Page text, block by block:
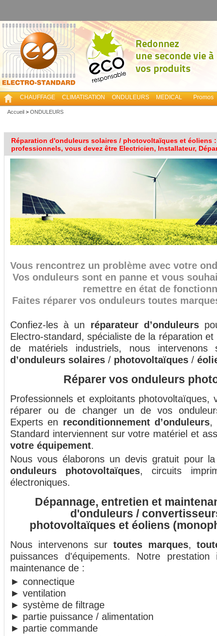
CHAUFFAGE CLIMATISATION ONDULEURS MEDICAL Promos
Accueil > ONDULEURS
Réparation d'onduleurs solaires / photovoltaïques et éoliens
professionnels, vous devez être Electricien, Installateur,
Vous rencontrez un problème avec votre
Vos onduleurs sont en panne et vous
remettre en état de
Faites réparer vos onduleurs toutes
Confiez-les à un réparateur d’onduleurs
Electro-standard, spécialiste de la réparation
de matériels industriels, nous
d’onduleurs solaires / photovoltaïques /
Réparer vos onduleurs
Professionnels et exploitants photovoltaïques,
réparer ou de changer un de vos
Experts en reconditionnement d’onduleurs,
Standard interviennent sur votre matériel et
votre équipement.
Nous vous élaborons un devis gratuit pour
onduleurs photovoltaïques, circuits
électroniques.
Dépannage, entretien et
d'onduleurs /
photovoltaïques et éoliens
Nous intervenons sur toutes marques,
puissances d'équipements. Notre
maintenance de :
► connectique
► ventilation
► système de filtrage
► partie puissance / alimentation
► partie commande